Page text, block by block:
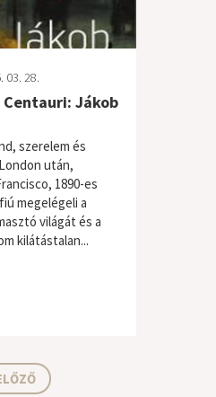
03. 28.
Centauri: Jákob
szerelem és
után,
1890-es
megelégeli a
világát és a
kilátástalan...